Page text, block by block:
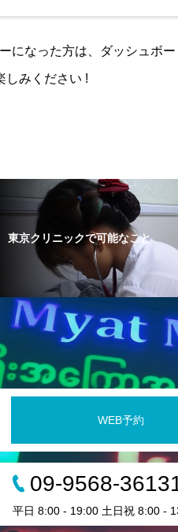
になった方は、 ダッシュボー
しみください !
東京クリニックで可能なこと
WEB予約
09-9568-
平日 8:00 - 19:00 土日祝 8:00 -